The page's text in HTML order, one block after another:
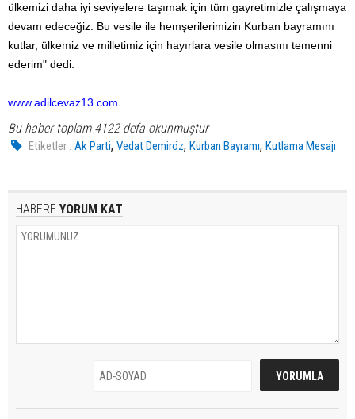
ülkemizi daha iyi seviyelere taşımak için tüm gayretimizle çalışmaya
devam edeceğiz. Bu vesile ile hemşerilerimizin Kurban bayramını
kutlar, ülkemiz ve milletimiz için hayırlara vesile olmasını temenni
ederim" dedi.
www.adilcevaz13.com
Bu haber toplam 4122 defa okunmuştur
Etiketler : Ak Parti,Vedat Demiröz,Kurban Bayramı,Kutlama Mesajı
HABERE YORUM KAT